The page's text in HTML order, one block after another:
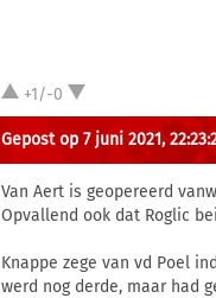
+1/-0
Gepost op 7 juni 2021,
Van Aert is geopereerd
Opvallend ook dat Roglic
Knappe zege van vd Poel
werd nog derde, maar had